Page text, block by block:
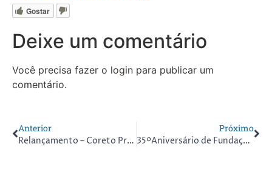
Gostar
Deixe um comentário
Você precisa fazer o login para publicar um
comentário.
Anterior
Relançamento – Coreto Praça Carlos Gomes
Próximo
35ºAniversário de Fundação do CTC